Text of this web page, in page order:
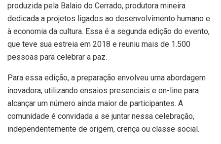
produzida pela Balaio do Cerrado, produtora mineira
dedicada a projetos ligados ao desenvolvimento humano e
à economia da cultura. Essa é a segunda edição do evento,
que teve sua estreia em 2018 e reuniu mais de 1.500
pessoas para celebrar a paz.
Para essa edição, a preparação envolveu uma abordagem
inovadora, utilizando ensaios presenciais e on-line para
alcançar um número ainda maior de participantes. A
comunidade é convidada a se juntar nessa celebração,
independentemente de origem, crença ou classe social.